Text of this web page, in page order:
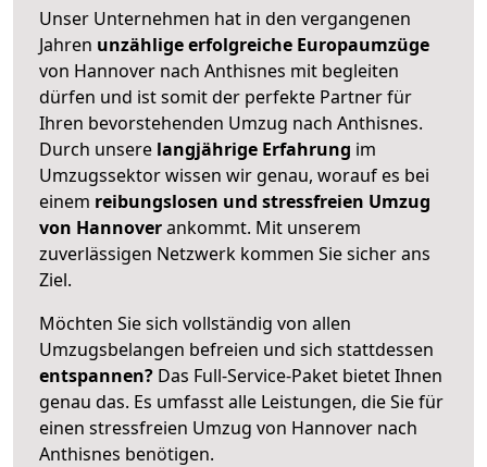
Unser Unternehmen hat in den vergangenen
Jahren unzählige erfolgreiche Europaumzüge
von Hannover nach Anthisnes mit begleiten
dürfen und ist somit der perfekte Partner für
Ihren bevorstehenden Umzug nach Anthisnes.
Durch unsere langjährige Erfahrung im
Umzugssektor wissen wir genau, worauf es bei
einem reibungslosen und stressfreien Umzug
von Hannoverankommt. Mit unserem
zuverlässigen Netzwerk kommen Sie sicher ans
Ziel.
Möchten Sie sich vollständig von allen
Umzugsbelangen befreien und sich stattdessen
entspannen? Das Full-Service-Paket bietet Ihnen
genau das. Es umfasst alle Leistungen, die Sie für
einen stressfreien Umzug von Hannover nach
Anthisnes benötigen.